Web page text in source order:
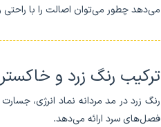
می‌دهد چطور می‌توان اصالت را با
ترکیب رنگ زرد و
رنگ زرد در مد مردانه نماد انرژی،
فصل‌های سرد ارائه می‌دهد.